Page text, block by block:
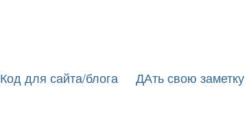
Код для сайта/блога ДАть свою заметку